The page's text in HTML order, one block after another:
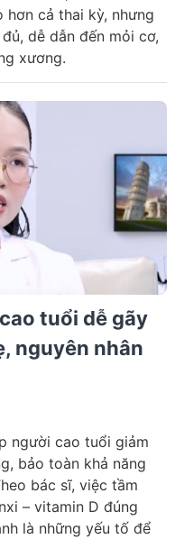
hơn cả thai kỳ, nhưng
dễ dẫn đến mỏi cơ,
xương.
tuổi dễ gãy
nguyên nhân
người cao tuổi giảm
bảo toàn khả năng
bác sĩ, việc tầm
– vitamin D đúng
là những yếu tố để